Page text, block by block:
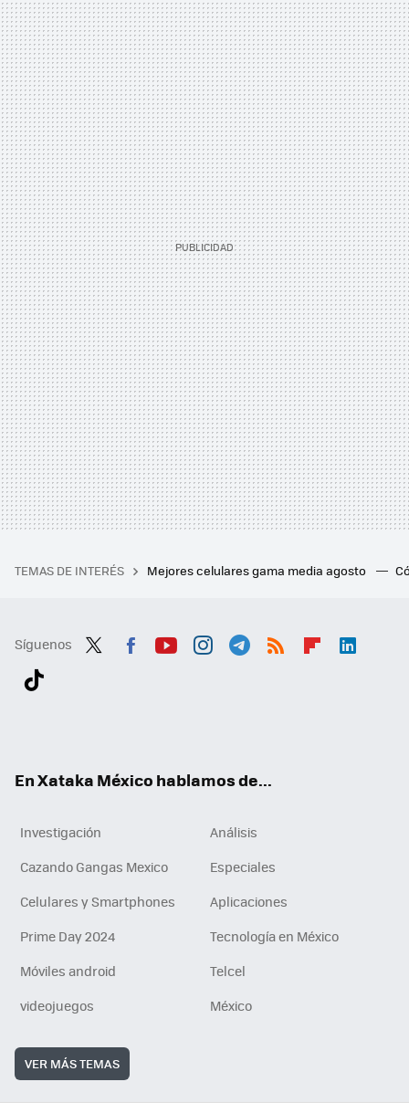
TEMAS DE INTERÉS Mejores celulares gama media agosto
Síguenos
En Xataka México hablamos de...
Investigación
Análisis
Cazando Gangas Mexico
Especiales
Celulares y Smartphones
Aplicaciones
Prime Day 2024
Tecnología en México
Móviles android
Telcel
videojuegos
México
VER MÁS TEMAS